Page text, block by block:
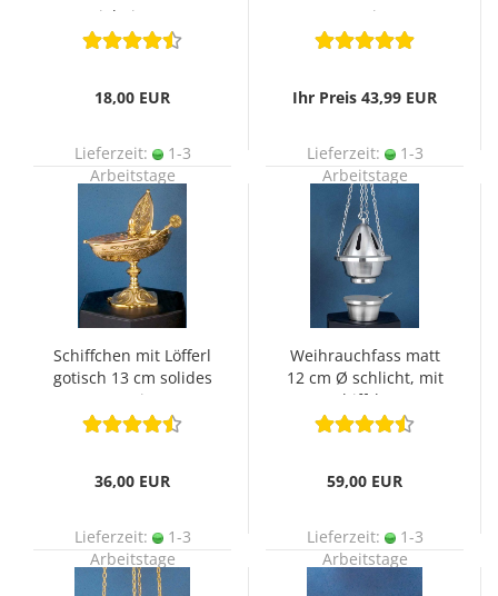
Siebeinsatz
18,00 EUR
Lieferzeit:
1-3
Arbeitstage
Messing
Ihr Preis 43,99 EUR
Lieferzeit:
1-3
Arbeitstage
Schiffchen mit Löfferl
gotisch 13 cm solides
Messing
36,00 EUR
Lieferzeit:
1-3
Arbeitstage
Weihrauchfass matt
12 cm Ø schlicht, mit
Schiffchen
59,00 EUR
Lieferzeit:
1-3
Arbeitstage